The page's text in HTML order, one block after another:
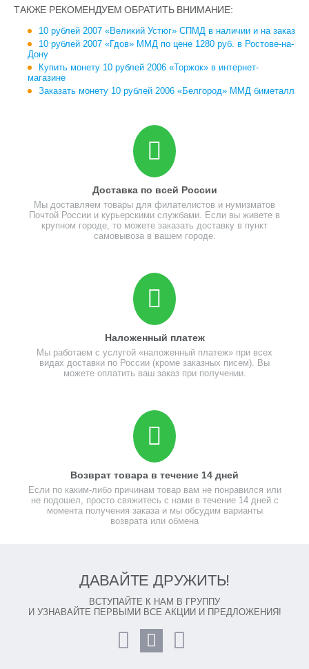
ТАКЖЕ РЕКОМЕНДУЕМ ОБРАТИТЬ ВНИМАНИЕ:
10 рублей 2007 «Великий Устюг» СПМД в наличии и на заказ
10 рублей 2007 «Гдов» ММД по цене 1280 руб. в Ростове-на-
Дону
Купить монету 10 рублей 2006 «Торжок» в интернет-
магазине
Заказать монету 10 рублей 2006 «Белгород» ММД биметалл
Доставка по всей России
Мы доставляем товары для филателистов и нумизматов
Почтой России и курьерскими службами. Если вы живете в
крупном городе, то можете заказать доставку в пункт
самовывоза в вашем городе.
Наложенный платеж
Мы работаем с услугой «наложенный платеж» при всех
видах доставки по России (кроме заказных писем). Вы
можете оплатить ваш заказ при получении.
Возврат товара в течение 14 дней
Если по каким-либо причинам товар вам не понравился или
не подошел, просто свяжитесь с нами в течение 14 дней с
момента получения заказа и мы обсудим варианты
возврата или обмена
ДАВАЙТЕ ДРУЖИТЬ!
ВСТУПАЙТЕ К НАМ В ГРУППУ
И УЗНАВАЙТЕ ПЕРВЫМИ ВСЕ АКЦИИ И ПРЕДЛОЖЕНИЯ!